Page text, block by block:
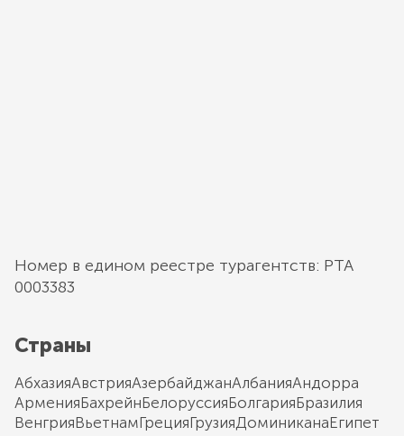
Номер в едином реестре турагентств: РТА
0003383
Страны
АбхазияАвстрияАзербайджанАлбанияАндорра
АрменияБахрейнБелоруссияБолгарияБразилия
ВенгрияВьетнамГрецияГрузияДоминиканаЕгипет